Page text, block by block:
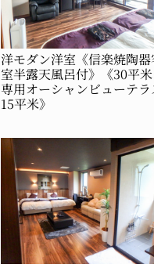
洋モダン洋室《信楽焼陶器
室半露天風呂付》《30平
専用オーシャンビューテラ
15平米》